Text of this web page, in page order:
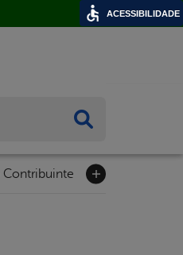
Contribuinte
ACESSIBILIDADE